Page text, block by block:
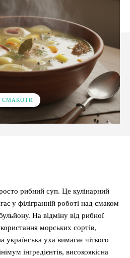
СМАКОТИ
рибний суп. Це кулінарний
у філігранній роботі над смаком
На відміну від рибної
морських сортів,
українська уха вимагає чіткого
інгредієнтів, високоякісна